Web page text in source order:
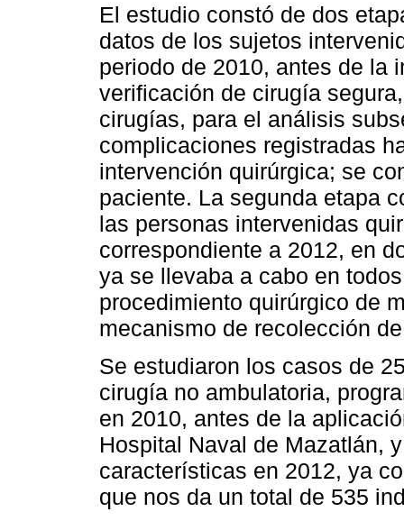
El estudio constó de dos
datos de los sujetos
periodo de 2010, antes de la
verificación de cirugía
cirugías, para el análisis
complicaciones registradas
intervención quirúrgica; se
paciente. La segunda etapa
las personas intervenidas
correspondiente a 2012, en
ya se llevaba a cabo en
procedimiento quirúrgico de
mecanismo de recolección
Se estudiaron los casos de
cirugía no ambulatoria,
en 2010, antes de la
Hospital Naval de Mazatlán,
características en 2012, ya
que nos da un total de 535